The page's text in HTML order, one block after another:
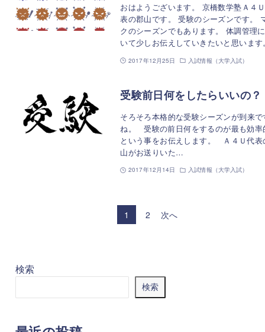
おはようございます。 京橋数学塾Ａ４
表の郡山です。 受験のシーズンです。
クのシーズンでもあります。 体調管理
いて少しお伝えしていきたいと思いま
2017年12月25日 入試情報（大学入試）
受験前日何をしたらいいの？
そろそろ本格的な受験シーズンが到来で
ね。 受験の前日何をするのが最も効率
という事をお伝えします。 Ａ４Ｕ代表
山がお送りいた…
2017年12月14日 入試情報（大学入試）
1 2 次へ
検索
検索